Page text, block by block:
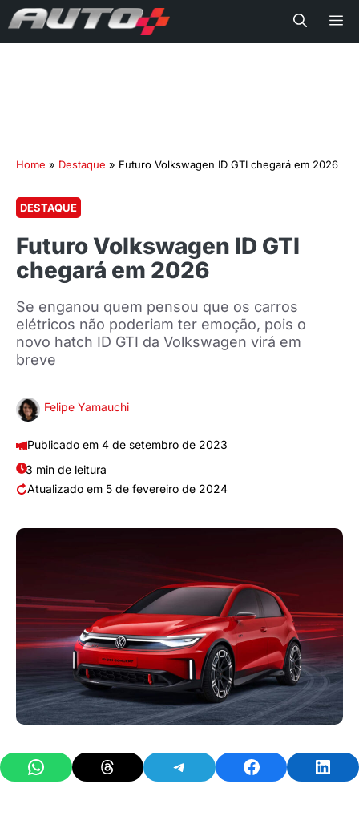
Home » Destaque » Futuro Volkswagen ID GTI chegará em 2026
DESTAQUE
Futuro Volkswagen ID GTI
chegará em 2026
Se enganou quem pensou que os carros
elétricos não poderiam ter emoção, pois o
novo hatch ID GTI da Volkswagen virá em
breve
Felipe Yamauchi
4 de setembro de 2023
3 min de leitura
5 de fevereiro de 2024
Share on WhatsAppShare on ThreadsShare on TelegramShare on Facebook